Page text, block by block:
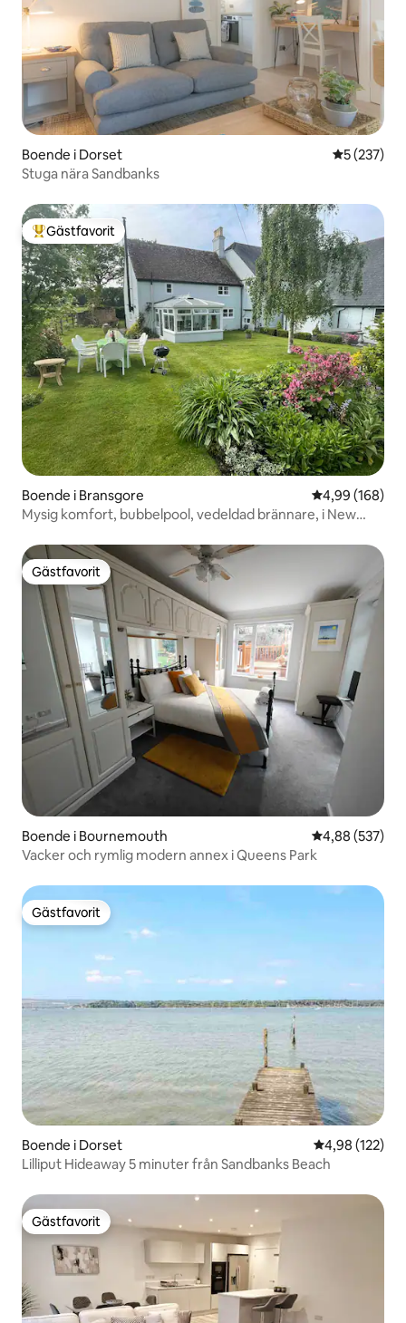
Boende i Dorset 5 av 5 i
5 (237)
Stuga nära Sandbanks
Populär gästfavorit
Gästfavorit
Boende i Bransgore 4,99 av 5 i
4,99 (168)
Mysig komfort, bubbelpool, vedeldad brännare, i New
Gästfavorit
Gästfavorit
Boende i Bournemouth 4,88 av 5 i
4,88 (537)
Vacker och rymlig modern annex i Queens Park
Gästfavorit
Gästfavorit
Boende i Dorset 4,98 av 5 i
4,98 (122)
Lilliput Hideaway 5 minuter från Sandbanks Beach
Gästfavorit
Gästfavorit